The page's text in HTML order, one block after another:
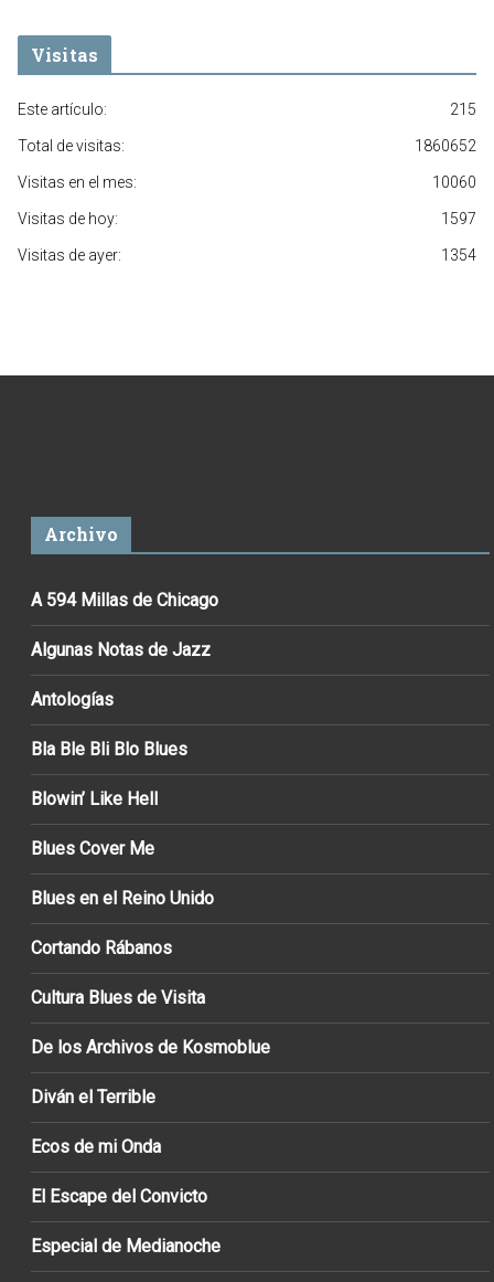
Visitas
215
Este artículo:
1860652
Total de visitas:
10060
Visitas en el mes:
1597
Visitas de hoy:
1354
Visitas de ayer:
Archivo
A 594 Millas de Chicago
Algunas Notas de Jazz
Antologías
Bla Ble Bli Blo Blues
Blowin’ Like Hell
Blues Cover Me
Blues en el Reino Unido
Cortando Rábanos
Cultura Blues de Visita
De los Archivos de Kosmoblue
Diván el Terrible
Ecos de mi Onda
El Escape del Convicto
Especial de Medianoche